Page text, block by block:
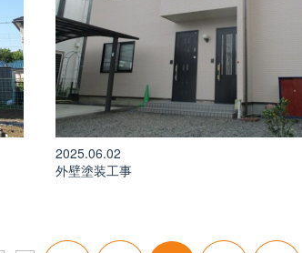
2025.06.02
外壁塗装工事